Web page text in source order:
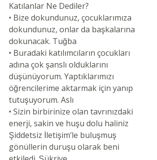
Katılanlar Ne Dediler?
• Bize dokundunuz, çocuklarımıza
dokundunuz, onlar da başkalarına
dokunacak. Tuğba
• Buradaki katılımcıların çocukları
adına çok şanslı olduklarını
düşünüyorum. Yaptıklarımızı
öğrencilerime aktarmak için yanıp
tutuşuyorum. Aslı
• Sizin birbirinize olan tavrınızdaki
enerji, sakin ve huşu dolu haliniz
Şiddetsiz İletişim’le buluşmuş
gönüllerin duruşu olarak beni